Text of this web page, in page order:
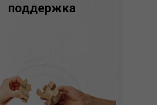
поддержка